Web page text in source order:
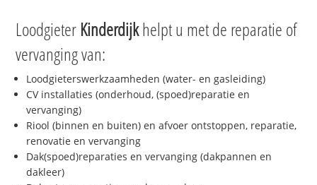
Loodgieter Kinderdijkhelpt u met de reparatie of
vervanging van:
Loodgieterswerkzaamheden (water- en gasleiding)
CV installaties (onderhoud, (spoed)reparatie en
vervanging)
Riool (binnen en buiten) en afvoer ontstoppen, reparatie,
renovatie en vervanging
Dak(spoed)reparaties en vervanging (dakpannen en
dakleer)